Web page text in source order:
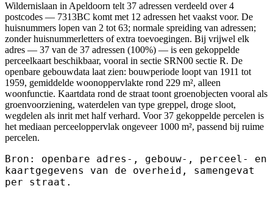
Wildernislaan in Apeldoorn telt 37 adressen verdeeld over 4
postcodes — 7313BC komt met 12 adressen het vaakst voor. De
huisnummers lopen van 2 tot 63; normale spreiding van adressen;
zonder huisnummerletters of extra toevoegingen. Bij vrijwel elk
adres — 37 van de 37 adressen (100%) — is een gekoppelde
perceelkaart beschikbaar, vooral in sectie SRN00 sectie R. De
openbare gebouwdata laat zien: bouwperiode loopt van 1911 tot
1959, gemiddelde woonoppervlakte rond 229 m², alleen
woonfunctie. Kaartdata rond de straat toont groenobjecten vooral als
groenvoorziening, waterdelen van type greppel, droge sloot,
wegdelen als inrit met half verhard. Voor 37 gekoppelde percelen is
het mediaan perceeloppervlak ongeveer 1000 m², passend bij ruime
percelen.
Bron: openbare adres-, gebouw-, perceel- en
kaartgegevens van de overheid, samengevat
per straat.